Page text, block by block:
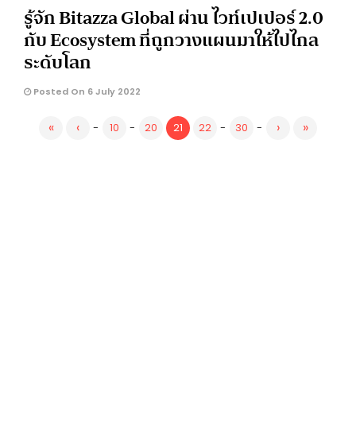
รู้จัก Bitazza Global ผ่าน ไวท์เปเปอร์ 2.0
กับ Ecosystem ที่ถูกวางแผนมาให้ไปไกล
ระดับโลก
Posted On 6 July 2022
« ‹ - 10 - 20 21 22 - 30 - › »